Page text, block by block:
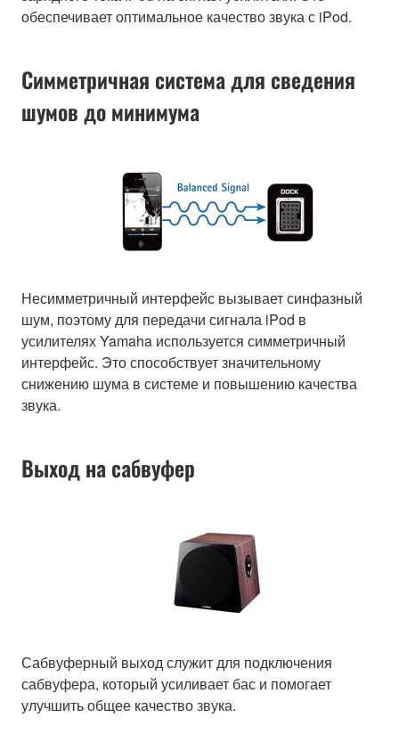
обеспечивает оптимальное качество звука с iPod.
Симметричная система для сведения
шумов до минимума
Несимметричный интерфейс вызывает синфазный
шум, поэтому для передачи сигнала iPod в
усилителях Yamaha используется симметричный
интерфейс. Это способствует значительному
снижению шума в системе и повышению качества
звука.
Выход на сабвуфер
Сабвуферный выход служит для подключения
сабвуфера, который усиливает бас и помогает
улучшить общее качество звука.